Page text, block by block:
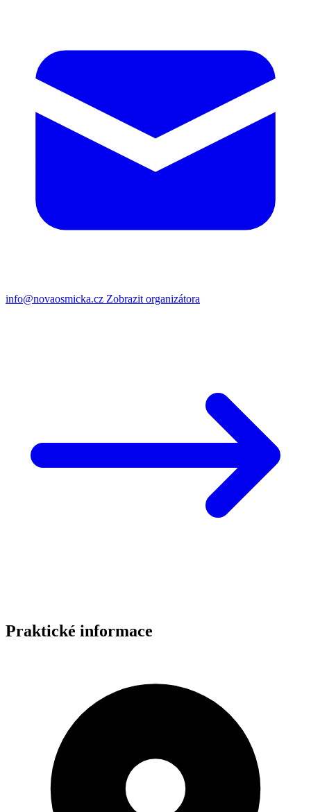
info@novaosmicka.cz Zobrazit organizátora
Praktické informace